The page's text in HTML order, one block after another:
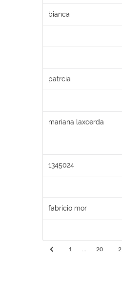
bianca
patrcia
mariana laxcerda
1345024
fabricio mor
1 20